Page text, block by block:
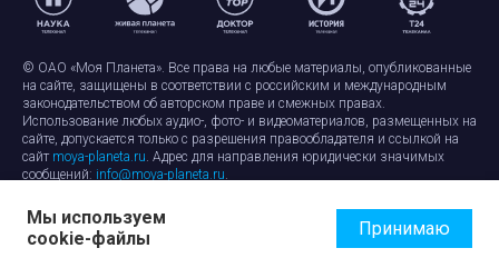
© ОАО «Моя Планета». Все права на любые материалы, опубликованные
на сайте, защищены в соответствии с российским и международным
законодательством об авторском праве и смежных правах.
Использование любых аудио-, фото- и видеоматериалов, размещенных на
сайте, допускается только с разрешения правообладателя и ссылкой на
сайт moya-planeta.ru. Адрес для направления юридически значимых
сообщений: info@moya-planeta.ru.
Правила сайтаРабота с cookie-файлами
Защита персональных данных
Обработка персональных данных
Мы используем
cookie-файлы
Принимаю